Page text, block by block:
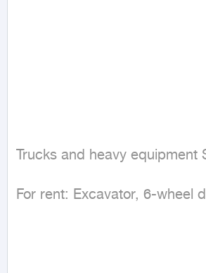
Trucks and heavy equipment
For rent: Excavator, 6-wheel